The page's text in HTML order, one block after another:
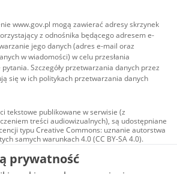
www.gov.pl mogą zawierać adresy skrzynek
z odnośnika będącego adresem e-
jego danych (adres e-mail oraz
w wiadomości) w celu przesłania
Szczegóły przetwarzania danych przez
się w ich politykach przetwarzania danych
tekstowe publikowane w serwisie (z
treści audiowizualnych), są udostępniane
typu Creative Commons: uznanie autorstwa
samych warunkach 4.0 (CC BY-SA 4.0).
audiowizualne, w tym zdjęcia, materiały
i wideo, są udostępniane na licencji typu
Commons: uznanie autorstwa użycie
prywatność